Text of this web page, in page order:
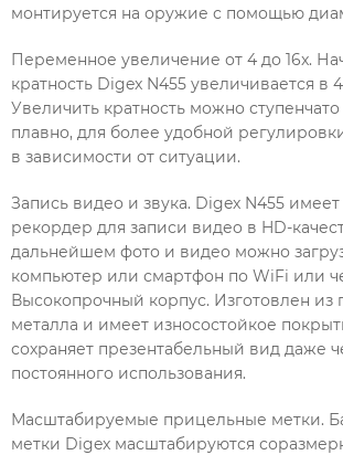
монтируется на оружие с помощью
Переменное увеличение от 4 до 16x.
кратность Digex N455 увеличивается в 4
Увеличить кратность можно
плавно, для более удобной
в зависимости от ситуации.
Запись видео и звука. Digex N455
рекордер для записи видео в HD-
дальнейшем фото и видео можно
компьютер или смартфон по WiFi или
Высокопрочный корпус. Изготовлен из
металла и имеет износостойкое
сохраняет презентабельный вид даже
постоянного использования.
Масштабируемые прицельные метки.
метки Digex масштабируются